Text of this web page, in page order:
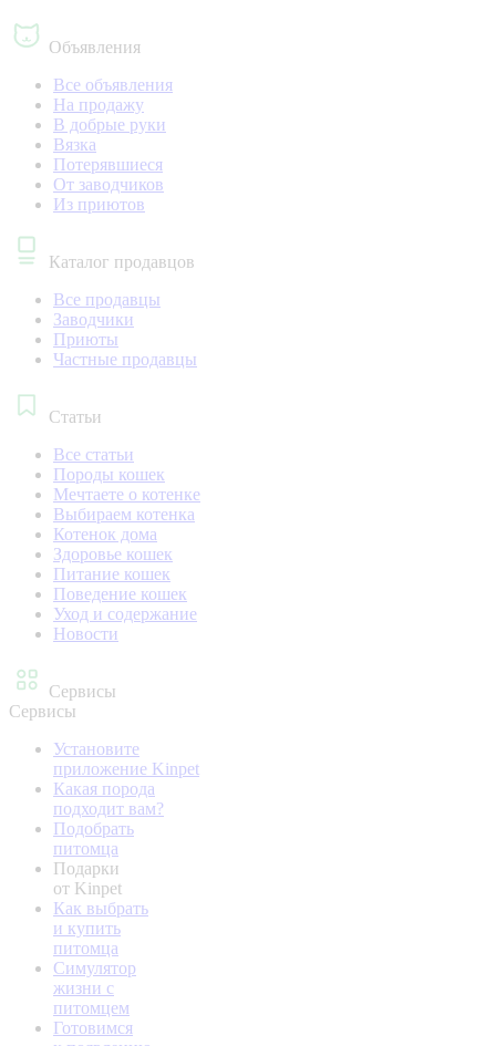
Объявления
Все объявления
На продажу
В добрые руки
Вязка
Потерявшиеся
От заводчиков
Из приютов
Каталог продавцов
Все продавцы
Заводчики
Приюты
Частные продавцы
Статьи
Все статьи
Породы кошек
Мечтаете о котенке
Выбираем котенка
Котенок дома
Здоровье кошек
Питание кошек
Поведение кошек
Уход и содержание
Новости
Сервисы
Сервисы
Установите
приложение Kinpet
Какая порода
подходит вам?
Подобрать
питомца
Подарки
от Kinpet
Как выбрать
и купить
питомца
Симулятор
жизни с
питомцем
Готовимся